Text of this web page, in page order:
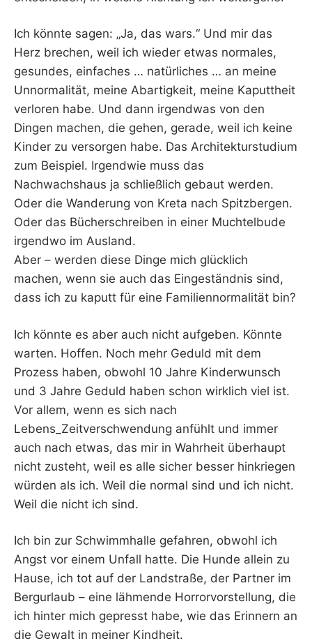
Ich könnte sagen: „Ja, das wars.“ Und mir das
Herz brechen, weil ich wieder etwas normales,
gesundes, einfaches … natürliches … an meine
Unnormalität, meine Abartigkeit, meine Kaputtheit
verloren habe. Und dann irgendwas von den
Dingen machen, die gehen, gerade, weil ich keine
Kinder zu versorgen habe. Das Architekturstudium
zum Beispiel. Irgendwie muss das
Nachwachshaus ja schließlich gebaut werden.
Oder die Wanderung von Kreta nach Spitzbergen.
Oder das Bücherschreiben in einer Muchtelbude
irgendwo im Ausland.
Aber – werden diese Dinge mich glücklich
machen, wenn sie auch das Eingeständnis sind,
dass ich zu kaputt für eine Familiennormalität bin?
Ich könnte es aber auch nicht aufgeben. Könnte
warten. Hoffen. Noch mehr Geduld mit dem
Prozess haben, obwohl 10 Jahre Kinderwunsch
und 3 Jahre Geduld haben schon wirklich viel ist.
Vor allem, wenn es sich nach
Lebens_Zeitverschwendung anfühlt und immer
auch nach etwas, das mir in Wahrheit überhaupt
nicht zusteht, weil es alle sicher besser hinkriegen
würden als ich. Weil die normal sind und ich nicht.
Weil die nicht ich sind.
Ich bin zur Schwimmhalle gefahren, obwohl ich
Angst vor einem Unfall hatte. Die Hunde allein zu
Hause, ich tot auf der Landstraße, der Partner im
Bergurlaub – eine lähmende Horrorvorstellung, die
ich hinter mich gepresst habe, wie das Erinnern an
die Gewalt in meiner Kindheit.